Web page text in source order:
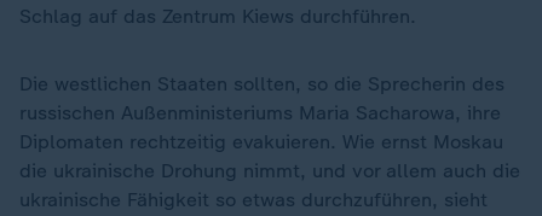
Schlag auf das Zentrum Kiews durchführen.
Die westlichen Staaten sollten, so die Sprecherin des
russischen Außenministeriums Maria Sacharowa, ihre
Diplomaten rechtzeitig evakuieren. Wie ernst Moskau
die ukrainische Drohung nimmt, und vor allem auch die
ukrainische Fähigkeit so etwas durchzuführen, sieht